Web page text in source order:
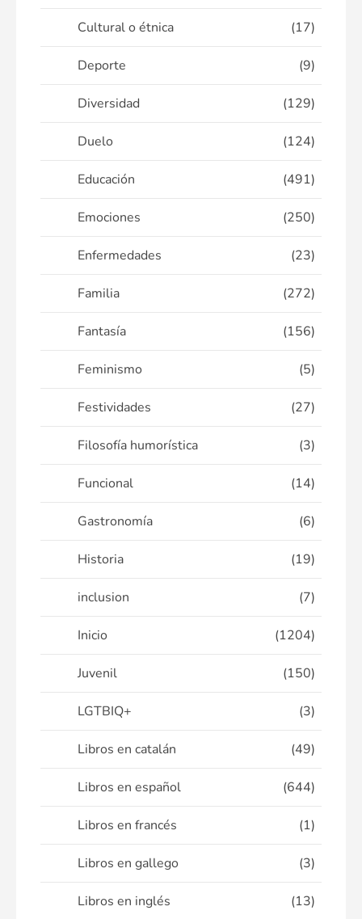
Cultural o étnica (17)
Deporte (9)
Diversidad (129)
Duelo (124)
Educación (491)
Emociones (250)
Enfermedades (23)
Familia (272)
Fantasía (156)
Feminismo (5)
Festividades (27)
Filosofía humorística (3)
Funcional (14)
Gastronomía (6)
Historia (19)
inclusion (7)
Inicio (1204)
Juvenil (150)
LGTBIQ+ (3)
Libros en catalán (49)
Libros en español (644)
Libros en francés (1)
Libros en gallego (3)
Libros en inglés (13)